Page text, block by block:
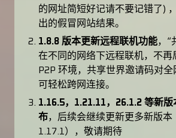
的网址简短好记请不要记错了)
出的假冒网站结果。
1.8.8 版本更新远程联机功能，“
在不同的网络下远程联机，不再
P2P 环境，共享世界邀请码对全
可轻松跨网连接。
1.16.5，1.21.11，26.1.2 等新
布，后续会继续更新更多新版本
1.17.1），敬请期待